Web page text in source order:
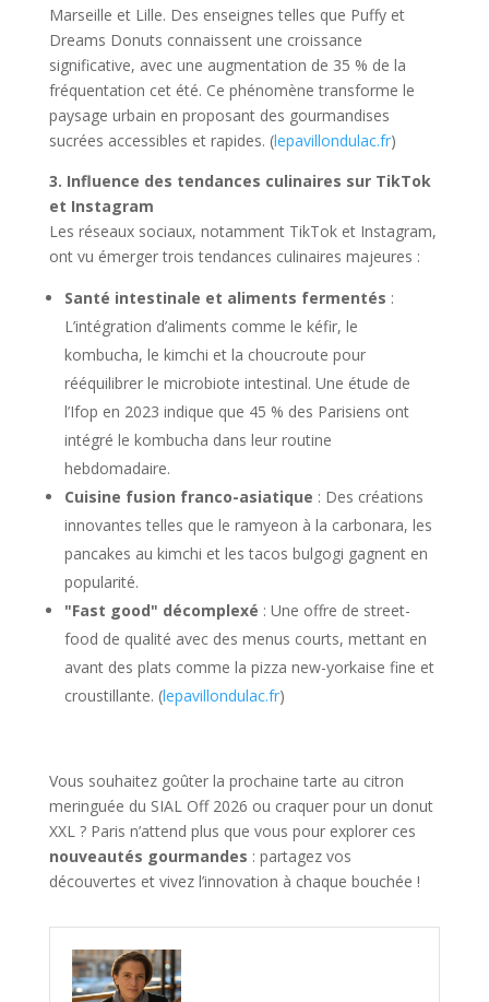
Marseille et Lille. Des enseignes telles que Puffy et
Dreams Donuts connaissent une croissance
significative, avec une augmentation de 35 % de la
fréquentation cet été. Ce phénomène transforme le
paysage urbain en proposant des gourmandises
sucrées accessibles et rapides. (lepavillondulac.fr)
3. Influence des tendances culinaires sur TikTok
et Instagram
Les réseaux sociaux, notamment TikTok et Instagram,
ont vu émerger trois tendances culinaires majeures :
Santé intestinale et aliments fermentés :
L’intégration d’aliments comme le kéfir, le
kombucha, le kimchi et la choucroute pour
rééquilibrer le microbiote intestinal. Une étude de
l’Ifop en 2023 indique que 45 % des Parisiens ont
intégré le kombucha dans leur routine
hebdomadaire.
Cuisine fusion franco-asiatique : Des créations
innovantes telles que le ramyeon à la carbonara, les
pancakes au kimchi et les tacos bulgogi gagnent en
popularité.
"Fast good" décomplexé : Une offre de street-
food de qualité avec des menus courts, mettant en
avant des plats comme la pizza new-yorkaise fine et
croustillante. (lepavillondulac.fr)
Vous souhaitez goûter la prochaine tarte au citron
meringuée du SIAL Off 2026 ou craquer pour un donut
XXL ? Paris n’attend plus que vous pour explorer ces
nouveautés gourmandes : partagez vos
découvertes et vivez l’innovation à chaque bouchée !